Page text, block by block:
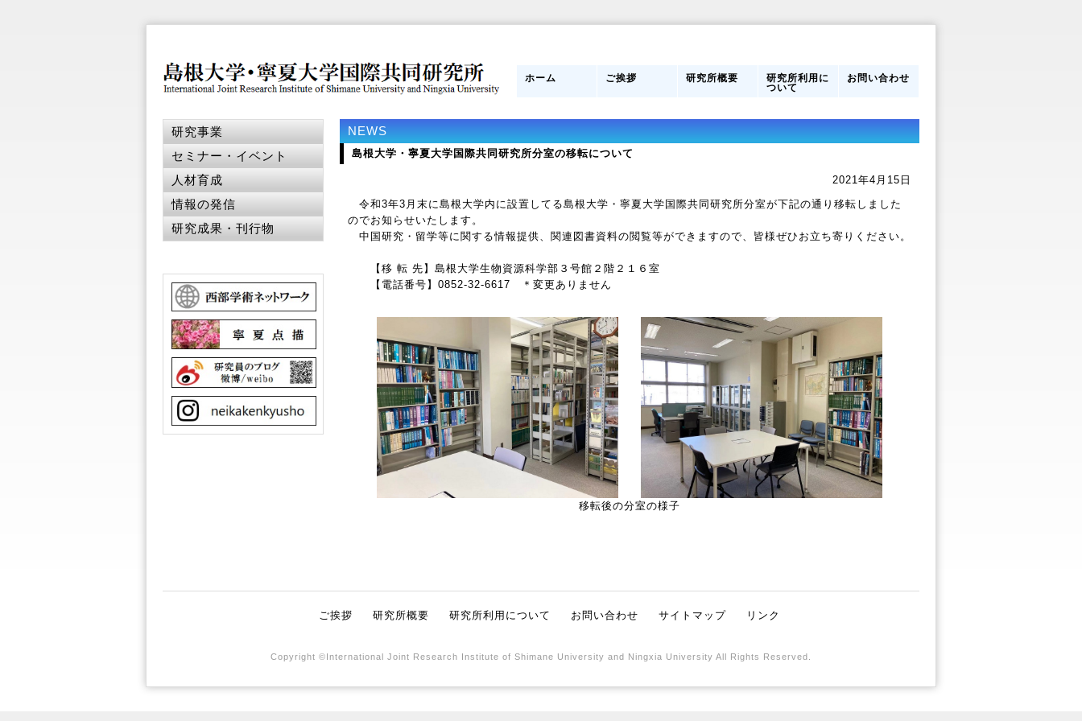
ホーム ご挨拶 研究所概要
み
研究所利用に
ついて
ついて
お問い合わせ
NEWS
島根大学・寧夏大学国際共同研究所分室の移転について
2021年4月15日
令和3年3月末に島根大学内に設置してる島根大学・寧夏大学国際共同研究所分室が下記の通り移転しました
のでお知らせいたします。
中国研究・留学等に関する情報提供、関連図書資料の閲覧等ができますので、皆様ぜひお立ち寄りください。
【移 転 先】島根大学生物資源科学部３号館２階２１６室
【電話番号】0852-32-6617 ＊変更ありません
移転後の分室の様子
研究事業
セミナー・イベント
人材育成
情報の発信
研究成果・刊行物
ご挨拶 研究所概要 研究所利用について お問い合わせ サイトマップ リンク
Copyright ©International Joint Research Institute of Shimane University and Ningxia University All Rights Reserved.